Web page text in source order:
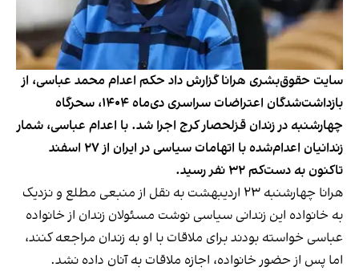
سایت حقوق‌بشری هرانا گزارش داد حکم اعدام محمد عباسی، از
بازداشت‌شدگان اعتراضات سراسری دی‌ماه ۱۴۰۴، سحرگاه
چهارشنبه در زندان قزلحصار کرج اجرا شد. با اعدام عباسی، شمار
زندانیان اعدام‌شده با اتهامات سیاسی در ایران از ۲۷ اسفند
تاکنون به دست‌کم ۳۲ نفر رسید.
هرانا چهارشنبه ۲۳ اردیبهشت به نقل از منبعی مطلع و نزدیک
به خانواده این زندانی سیاسی نوشت مسئولان زندان از خانواده
عباسی خواسته بودند برای ملاقات با او به زندان مراجعه کنند،
اما پس از حضور خانواده، اجازه ملاقات به آنان داده نشد.